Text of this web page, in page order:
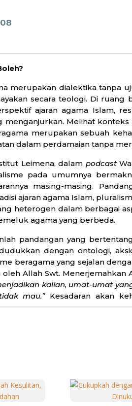
merupakan dialektika tanpa
secara teologi. Di
ajaran agama Islam,
menganjurkan. Melihat
merupakan sebuah
dalam perdamaian tanpa
Leimena, dalam podcast
pada umumnya
masing-masing.
ajaran agama Islam,
heterogen dalam berbagai
agama yang berbeda.
pandangan yang
dengan ontologi,
beragama yang sejalan
Allah Swt. Menerjemahkan
kalian, umat-umat
mau.” Kesadaran akan
tentang adanya perbedaan
pertikaian yang tidak
tentang bagaimana
toleransi saat berdialog
berbagai bentuk